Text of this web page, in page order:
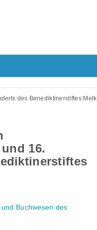
des Benediktinerstiftes Melk
16.
Buchwesen des